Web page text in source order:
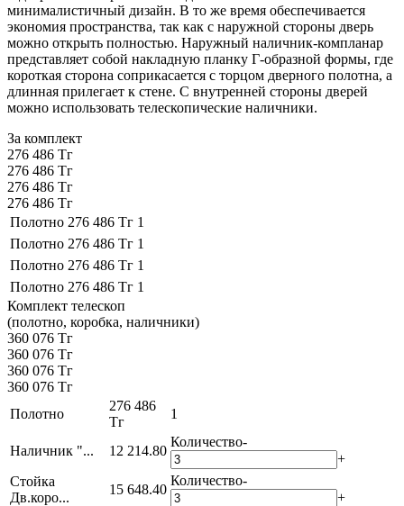
минималистичный дизайн. В то же время обеспечивается
экономия пространства, так как с наружной стороны дверь
можно открыть полностью. Наружный наличник-компланар
представляет собой накладную планку Г-образной формы, где
короткая сторона соприкасается с торцом дверного полотна, а
длинная прилегает к стене. С внутренней стороны дверей
можно использовать телескопические наличники.
За комплект
276 486 Тг
276 486 Тг
276 486 Тг
276 486 Тг
Полотно 276 486 Тг 1
Полотно 276 486 Тг 1
Полотно 276 486 Тг 1
Полотно 276 486 Тг 1
Комплект телескоп
(полотно, коробка, наличники)
360 076 Тг
360 076 Тг
360 076 Тг
360 076 Тг
Полотно
276 486
Тг
1
Наличник "... 12 214.80
Количество-
+
Стойка
Дв.коро...
15 648.40
Количество-
+